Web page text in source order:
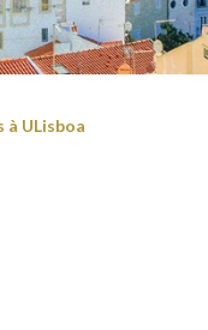
à ULisboa